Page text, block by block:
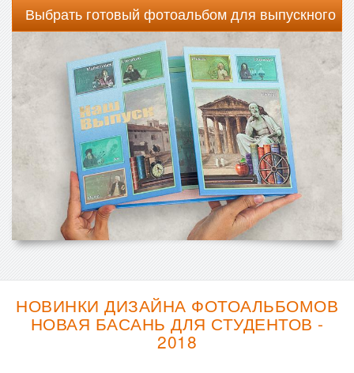
Выбрать готовый фотоальбом для выпускного
НОВИНКИ ДИЗАЙНА ФОТОАЛЬБОМОВ
НОВАЯ БАСАНЬ ДЛЯ СТУДЕНТОВ -
2018